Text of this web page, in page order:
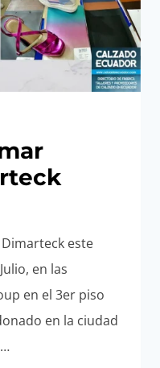
este
en las
en el 3er piso
en la ciudad